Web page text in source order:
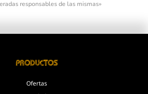
responsables de las mismas»
Productos
Ofertas